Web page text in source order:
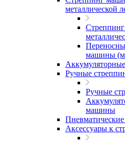
металлической
машины
Ручные
Ручные
машины
Аксессуары к